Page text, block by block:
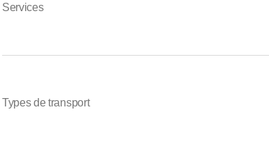
Services
Types de transport